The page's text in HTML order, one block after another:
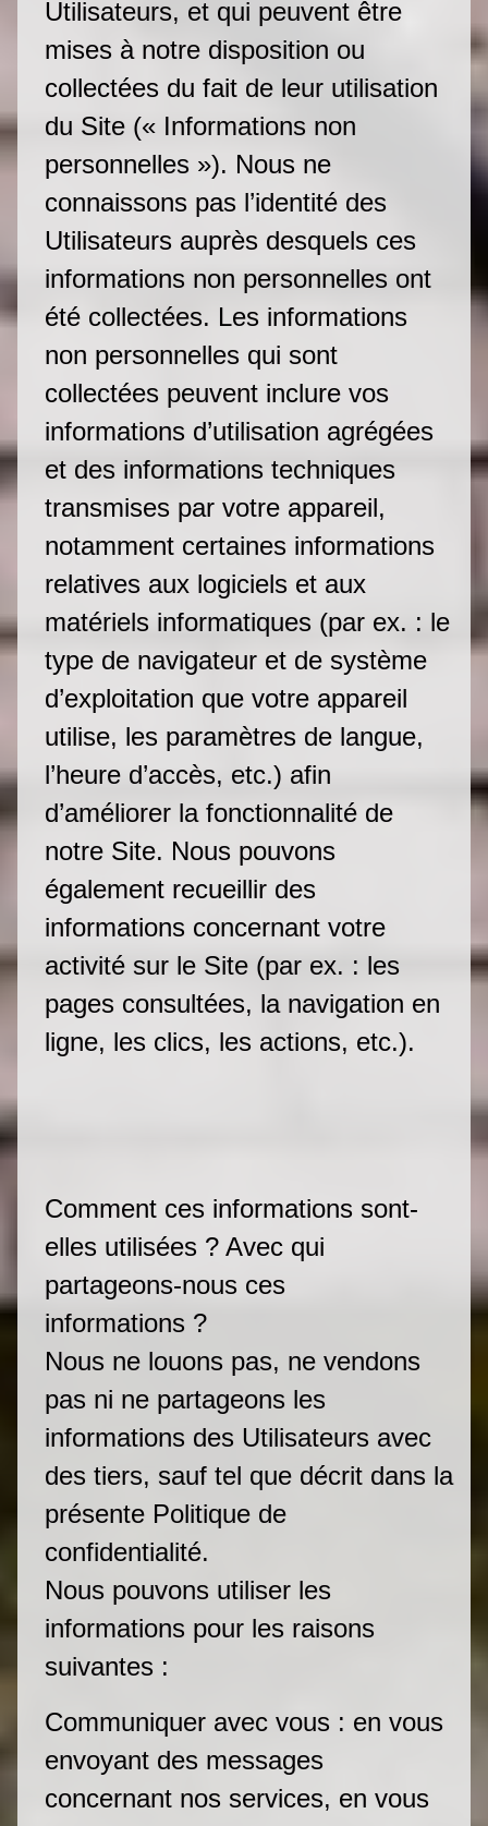
Utilisateurs, et qui peuvent être
mises à notre disposition ou
collectées du fait de leur utilisation
du Site (« Informations non
personnelles »). Nous ne
connaissons pas l’identité des
Utilisateurs auprès desquels ces
informations non personnelles ont
été collectées. Les informations
non personnelles qui sont
collectées peuvent inclure vos
informations d’utilisation agrégées
et des informations techniques
transmises par votre appareil,
notamment certaines informations
relatives aux logiciels et aux
matériels informatiques (par ex. : le
type de navigateur et de système
d’exploitation que votre appareil
utilise, les paramètres de langue,
l’heure d’accès, etc.) afin
d’améliorer la fonctionnalité de
notre Site. Nous pouvons
également recueillir des
informations concernant votre
activité sur le Site (par ex. : les
pages consultées, la navigation en
ligne, les clics, les actions, etc.).
Comment ces informations sont-
elles utilisées ? Avec qui
partageons-nous ces
informations ?
Nous ne louons pas, ne vendons
pas ni ne partageons les
informations des Utilisateurs avec
des tiers, sauf tel que décrit dans la
présente Politique de
confidentialité.
Nous pouvons utiliser les
informations pour les raisons
suivantes :
Communiquer avec vous : en vous
envoyant des messages
concernant nos services, en vous